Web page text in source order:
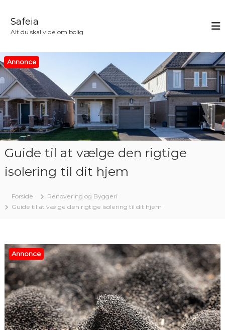
t
i
i
n
d
h
o
Safeia
Alt du skal vide om bolig
Annonce
Guide til at vælge den rigtige
isolering til dit hjem
Forside
Renovering og Byggeri
Guide til at vælge den rigtige isolering til dit hjem
Annonce